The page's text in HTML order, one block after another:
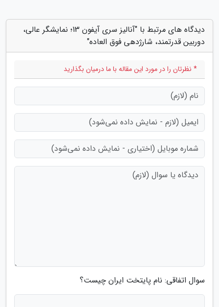
دیدگاه های مرتبط با "آنالیز سری آیفون 13؛ نمایشگر عالی،
دوربین قدرتمند، شارژدهی فوق العاده"
* نظرتان را در مورد این مقاله با ما درمیان بگذارید
سوال اتفاقی: نام پایتخت ایران چیست؟